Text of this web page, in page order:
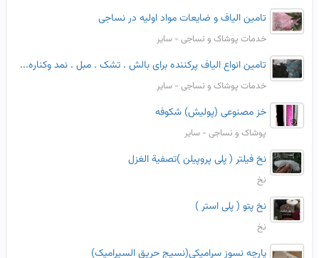
تامین الیاف و ضایعات مواد اولیه در نساجی
خدمات پوشاک و نساجی - سایر
تامین انواع الیاف پرکننده برای بالش . تشک . مبل . نمد وکناره...
خدمات پوشاک و نساجی - سایر
خز مصنوعی (پولیش) شکوفه
پوشاک و نساجی - سایر
نخ فیلتر ( پلی پروپیلن )تصفیة الغزل
نخ
نخ پتو ( پلی استر )
نخ
پارچه نسوز سرامیکی(نسیج حریق السیرامیک)